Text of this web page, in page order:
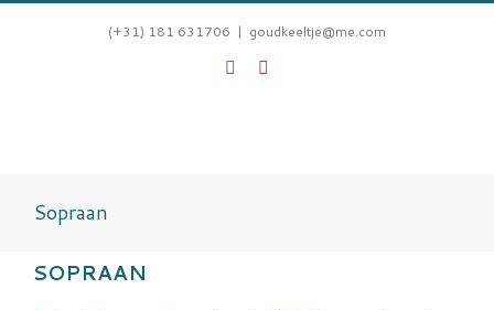
Skip
(+31) 181 631706 | goudkeeltje@me.com
Facebook
Sopraan
SOPRAAN